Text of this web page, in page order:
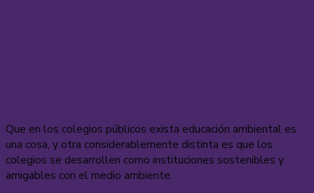
Que en los colegios públicos exista educación ambiental es
una cosa, y otra considerablemente distinta es que los
colegios se desarrollen como instituciones sostenibles y
amigables con el medio ambiente.